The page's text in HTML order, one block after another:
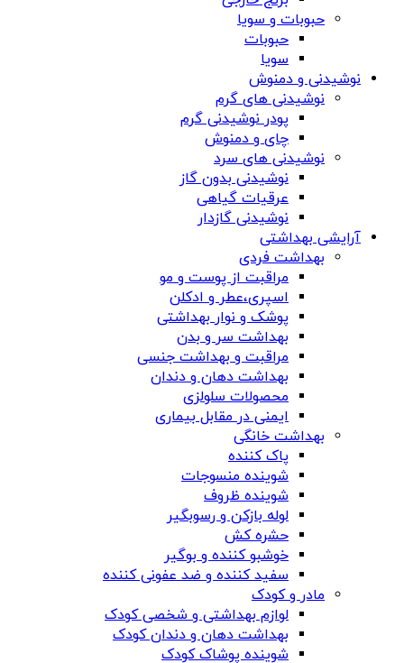
حبوبات و سویا
حبوبات
سویا
نوشیدنی و دمنوش
نوشیدنی های گرم
پودر نوشیدنی گرم
چای و دمنوش
نوشیدنی های سرد
نوشیدنی بدون گاز
عرقیات گیاهی
نوشیدنی گازدار
آرایشی بهداشتی
بهداشت فردی
مراقبت از پوست و مو
اسپری،عطر و ادکلن
پوشک و نوار بهداشتی
بهداشت سر و بدن
مراقبت و بهداشت جنسی
بهداشت دهان و دندان
محصولات سلولزی
ایمنی در مقابل بیماری
بهداشت خانگی
پاک کننده
شوینده منسوجات
شوینده ظروف
لوله بازکن و رسوبگیر
حشره کش
خوشبو کننده و بوگیر
سفید کننده و ضد عفونی کننده
مادر و کودک
لوازم بهداشتی و شخصی کودک
بهداشت دهان و دندان کودک
شوینده پوشاک کودک